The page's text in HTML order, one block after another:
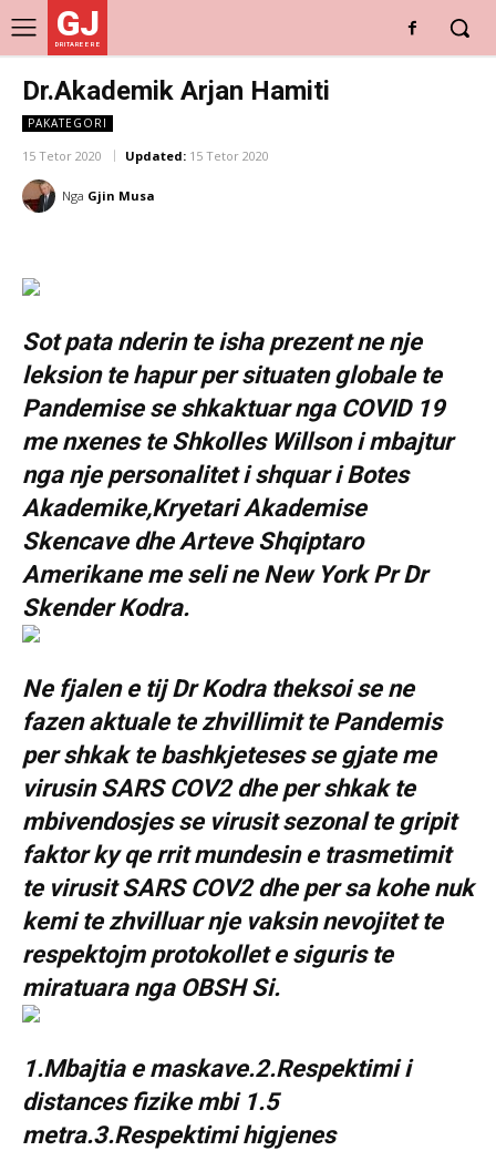
GJ
DRITARE E RE
Dr.Akademik Arjan Hamiti
PAKATEGORI
15 Tetor 2020 Updated: 15 Tetor 2020
Nga Gjin Musa
Sot pata nderin te isha prezent ne nje
leksion te hapur per situaten globale te
Pandemise se shkaktuar nga COVID 19
me nxenes te Shkolles Willson i mbajtur
nga nje personalitet i shquar i Botes
Akademike,Kryetari Akademise
Skencave dhe Arteve Shqiptaro
Amerikane me seli ne New York Pr Dr
Skender Kodra.
Ne fjalen e tij Dr Kodra theksoi se ne
fazen aktuale te zhvillimit te Pandemis
per shkak te bashkjeteses se gjate me
virusin SARS COV2 dhe per shkak te
mbivendosjes se virusit sezonal te gripit
faktor ky qe rrit mundesin e trasmetimit
te virusit SARS COV2 dhe per sa kohe nuk
kemi te zhvilluar nje vaksin nevojitet te
respektojm protokollet e siguris te
miratuara nga OBSH Si.
1.Mbajtia e maskave.2.Respektimi i
distances fizike mbi 1.5
metra.3.Respektimi higjenes